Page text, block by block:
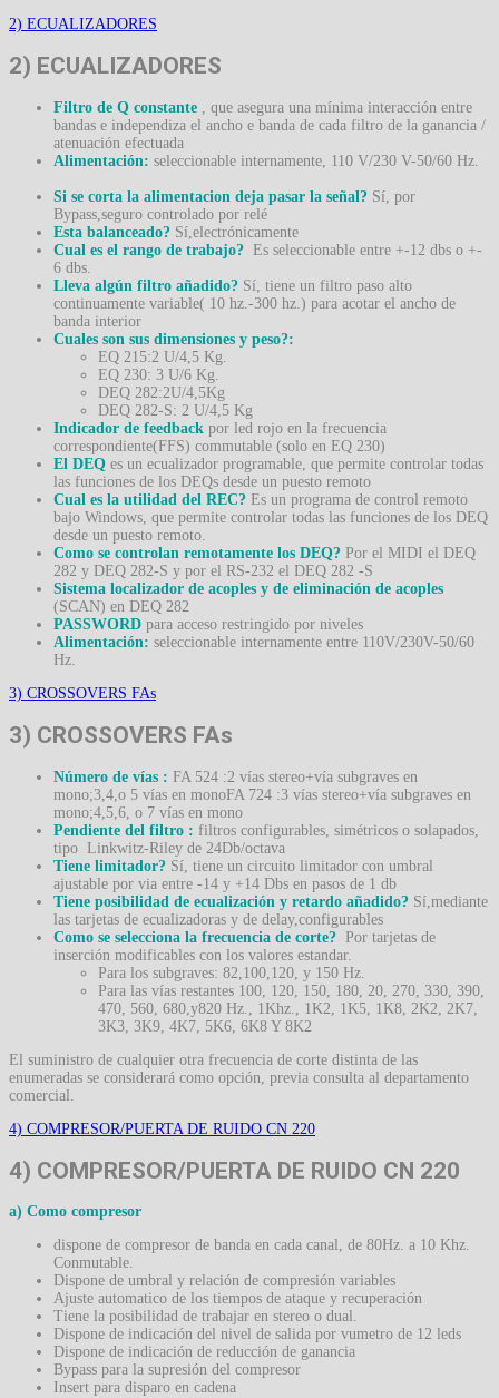
2) ECUALIZADORES
2) ECUALIZADORES
Filtro de Q constante , que asegura una mínima interacción entre
bandas e independiza el ancho e banda de cada filtro de la ganancia /
atenuación efectuada
Alimentación: seleccionable internamente, 110 V/230 V-50/60 Hz.
Si se corta la alimentacion deja pasar la señal? Sí, por
Bypass,seguro controlado por relé
Esta balanceado? Sí,electrónicamente
Cual es el rango de trabajo? Es seleccionable entre +-12 dbs o +-
6 dbs.
Lleva algún filtro añadido? Sí, tiene un filtro paso alto
continuamente variable( 10 hz.-300 hz.) para acotar el ancho de
banda interior
Cuales son sus dimensiones y peso?:
EQ 215:2 U/4,5 Kg.
EQ 230: 3 U/6 Kg.
DEQ 282:2U/4,5Kg
DEQ 282-S: 2 U/4,5 Kg
Indicador de feedback por led rojo en la frecuencia
correspondiente(FFS) commutable (solo en EQ 230)
El DEQ es un ecualizador programable, que permite controlar todas
las funciones de los DEQs desde un puesto remoto
Cual es la utilidad del REC? Es un programa de control remoto
bajo Windows, que permite controlar todas las funciones de los DEQ
desde un puesto remoto.
Como se controlan remotamente los DEQ? Por el MIDI el DEQ
282 y DEQ 282-S y por el RS-232 el DEQ 282 -S
Sistema localizador de acoples y de eliminación de acoples
(SCAN) en DEQ 282
PASSWORD para acceso restringido por niveles
Alimentación: seleccionable internamente entre 110V/230V-50/60
Hz.
3) CROSSOVERS FAs
3) CROSSOVERS FAs
Número de vías : FA 524 :2 vías stereo+vía subgraves en
mono;3,4,o 5 vías en monoFA 724 :3 vías stereo+vía subgraves en
mono;4,5,6, o 7 vías en mono
Pendiente del filtro : filtros configurables, simétricos o solapados,
tipo Linkwitz-Riley de 24Db/octava
Tiene limitador? Sí, tiene un circuito limitador con umbral
ajustable por via entre -14 y +14 Dbs en pasos de 1 db
Tiene posibilidad de ecualización y retardo añadido? Sí,mediante
las tarjetas de ecualizadoras y de delay,configurables
Como se selecciona la frecuencia de corte? Por tarjetas de
inserción modificables con los valores estandar.
Para los subgraves: 82,100,120, y 150 Hz.
Para las vías restantes 100, 120, 150, 180, 20, 270, 330, 390,
470, 560, 680,y820 Hz., 1Khz., 1K2, 1K5, 1K8, 2K2, 2K7,
3K3, 3K9, 4K7, 5K6, 6K8 Y 8K2
El suministro de cualquier otra frecuencia de corte distinta de las
enumeradas se considerará como opción, previa consulta al departamento
comercial.
4) COMPRESOR/PUERTA DE RUIDO CN 220
4) COMPRESOR/PUERTA DE RUIDO CN 220
a) Como compresor
dispone de compresor de banda en cada canal, de 80Hz. a 10 Khz.
Conmutable.
Dispone de umbral y relación de compresión variables
Ajuste automatico de los tiempos de ataque y recuperación
Tiene la posibilidad de trabajar en stereo o dual.
Dispone de indicación del nivel de salida por vumetro de 12 leds
Dispone de indicación de reducción de ganancia
Bypass para la supresión del compresor
Insert para disparo en cadena